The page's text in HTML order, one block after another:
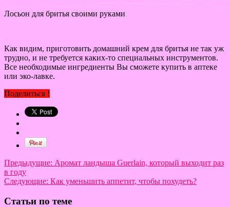
Лосьон для бритья своими руками
Как видим, приготовить домашний крем для бритья не так уж
трудно, и не требуется каких-то специальных инструментов.
Все необходимые ингредиенты Вы сможете купить в аптеке
или эко-лавке.
Поделиться !
Предыдущие: Аромат ландыша Guerlain, который выходит раз
в году
Следующие: Как уменьшить аппетит, чтобы похудеть?
Статьи по теме